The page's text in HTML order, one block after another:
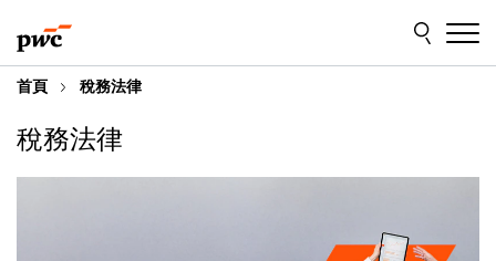
to
content
to
footer
首頁 稅務法律
稅務法律